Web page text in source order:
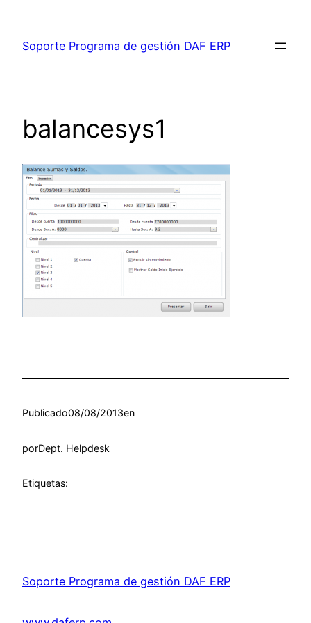
contenido
Soporte Programa de gestión DAF ERP
balancesys1
Publicado08/08/2013en
porDept. Helpdesk
Etiquetas:
Soporte Programa de gestión DAF ERP